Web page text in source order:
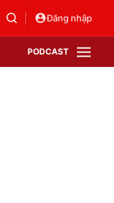
Đăng nhập
PODCAST